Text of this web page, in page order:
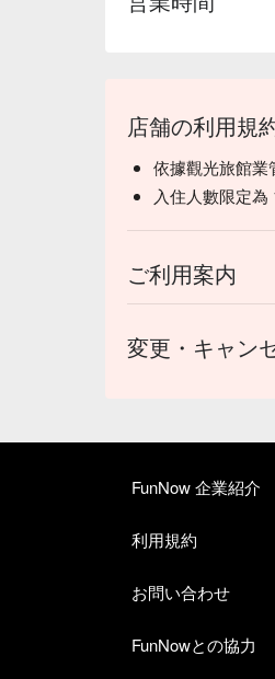
店舗の利用規
依據觀光旅館業
入住人數限定為
ご利用案内
変更・キャン
FunNow 企業紹介
利用規約
お問い合わせ
FunNowとの協力